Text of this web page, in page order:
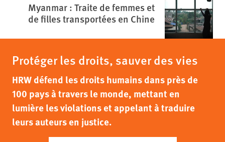
Myanmar : Traite de femmes et
de filles transportées en Chine
Protéger les droits, sauver des vies
HRW défend les droits humains dans près de
100 pays à travers le monde, mettant en
lumière les violations et appelant à traduire
leurs auteurs en justice.